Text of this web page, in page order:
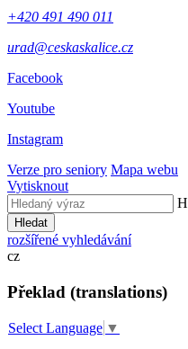
+420 491 490 011
urad@ceskaskalice.cz
Facebook
Youtube
Instagram
Verze pro seniory Mapa webu
Vytisknout
Hledat
rozšířené vyhledávání
cz
Překlad (translations)
Select Language ▼